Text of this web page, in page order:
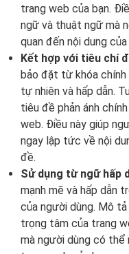
trang web của bạn.
ngữ và thuật ngữ mà
quan đến nội dung của
Kết hợp với tiêu chí
bảo đặt từ khóa
tự nhiên và hấp dẫn.
tiêu đề phản ánh
web. Điều này giúp
ngay lập tức về nội
đề.
Sử dụng từ ngữ hấp
mạnh mẽ và hấp dẫn
của người dùng. Mô
trọng tâm của trang
mà người dùng có